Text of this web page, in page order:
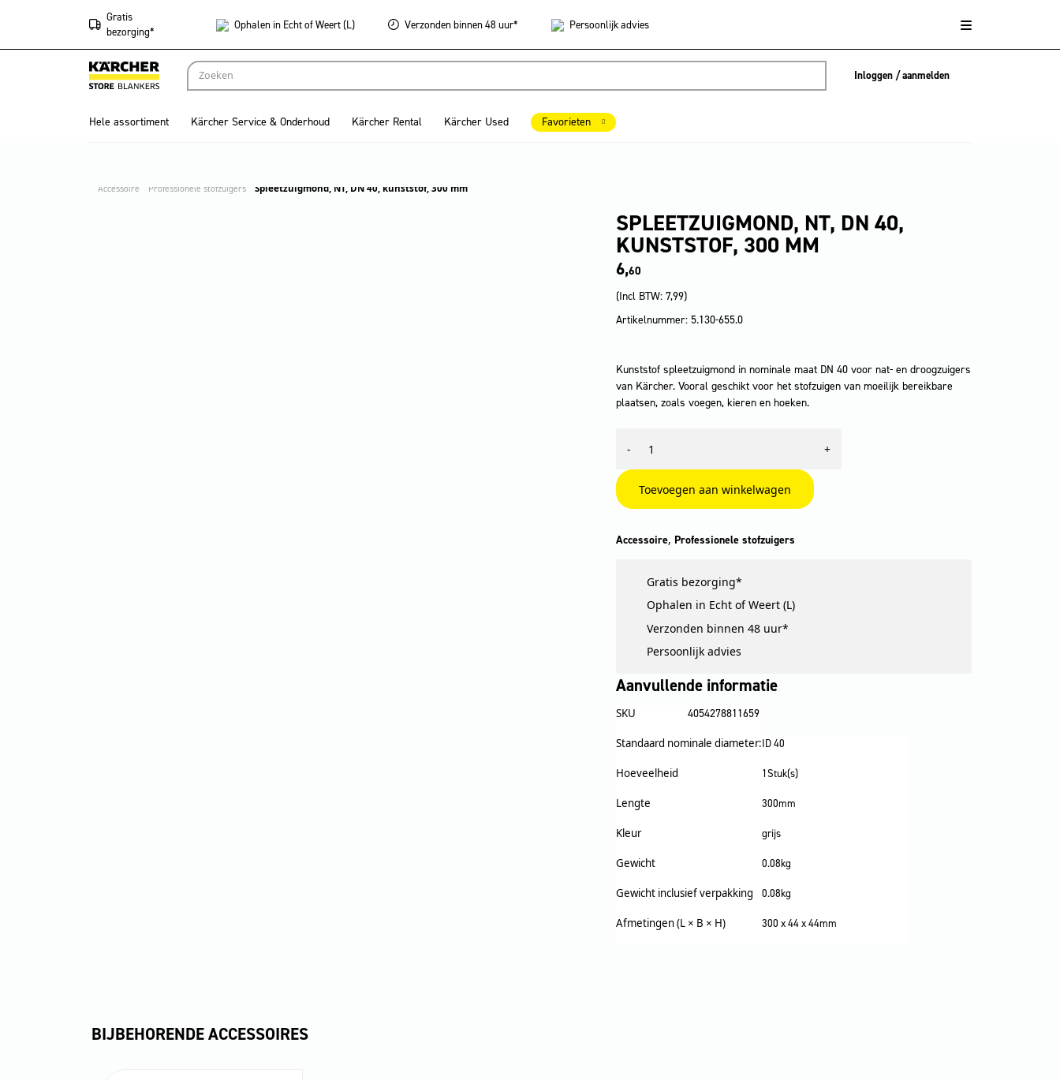
Gratis
bezorging*
Ophalen in Echt of Weert (L) Verzondenbinnen 48 uur* Persoonlijkadvies
Inloggen / aanmelden
Hele assortiment Kärcher Service & Onderhoud Kärcher Rental Kärcher Used Favorieten
Accessoire Professionele stofzuigers Spleetzuigmond, NT, DN 40, kunststof, 300 mm
SPLEETZUIGMOND, NT, DN 40,
KUNSTSTOF, 300 MM
6,60
(Incl BTW: 7,99)
Artikelnummer: 5.130-655.0
Kunststof spleetzuigmond in nominale maat DN 40 voor nat- en droogzuigers
van Kärcher. Vooral geschikt voor het stofzuigen van moeilijk bereikbare
plaatsen, zoals voegen, kieren en hoeken.
-
NT,
40,
kunststof,
300
aantal
+
Toevoegen aan winkelwagen
Accessoire, Professionele stofzuigers
Gratis bezorging*
Ophalen in Echt of Weert (L)
Verzonden binnen 48 uur*
Persoonlijk advies
Aanvullende informatie
SKU 4054278811659
Standaard nominale diameter:ID 40
Hoeveelheid 1Stuk(s)
Lengte 300mm
Kleur grijs
Gewicht 0.08kg
Gewicht inclusief verpakking 0.08kg
Afmetingen (L × B × H) 300 x 44 x 44mm
BIJBEHORENDE ACCESSOIRES